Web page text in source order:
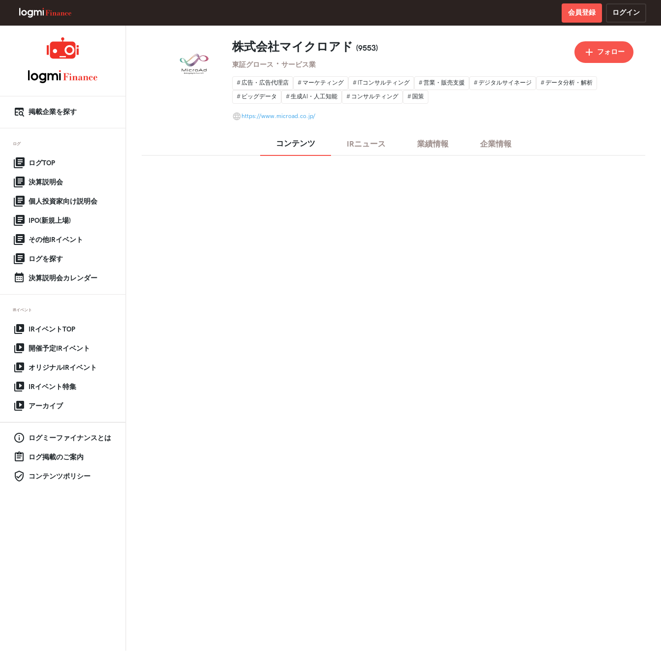
会員登録 ログイン
掲載企業を探す
ログ
ログTOP
決算説明会
個人投資家向け説明会
IPO(新規上場)
その他IRイベント
ログを探す
決算説明会カレンダー
IRイベント
IRイベントTOP
開催予定IRイベント
オリジナルIRイベント
IRイベント特集
アーカイブ
ログミーファイナンスとは
ログ掲載のご案内
コンテンツポリシー
株式会社マイクロアド (9553)
東証グロース ・ サービス業
フォロー
広告・広告代理店 マーケティング ITコンサルティング 営業・販売支援 デジタルサイネージ
データ分析・解析
ビッグデータ
生成AI・人工知能 コンサルティング 国策
https://www.microad.co.jp/
コンテンツ IRニュース 業績情報 企業情報